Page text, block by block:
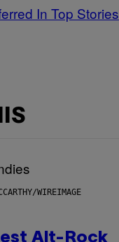
In Top Stories
WIREIMAGE
Alt-Rock